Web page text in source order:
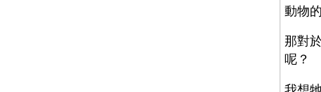
動物
那對
呢？